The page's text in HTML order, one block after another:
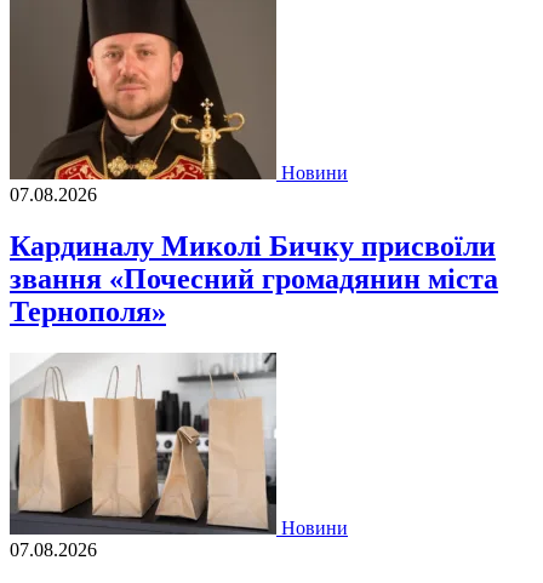
Новини
07.08.2026
Кардиналу Миколі Бичку присвоїли
звання «Почесний громадянин міста
Тернополя»
Новини
07.08.2026